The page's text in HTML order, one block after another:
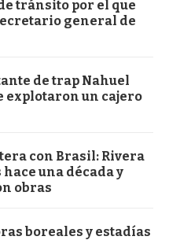
tránsito por el que
general de
de trap Nahuel
explotaron un cajero
con Brasil: Rivera
una década y
obras
boreales y estadías